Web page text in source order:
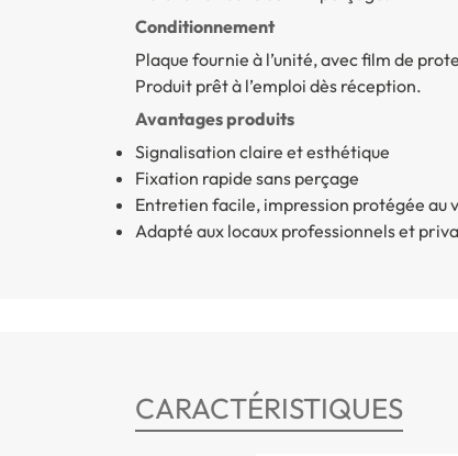
Conditionnement
Plaque fournie à l’unité, avec film de
Produit prêt à l’emploi dès réception.
Avantages produits
Signalisation claire et esthétique
Fixation rapide sans perçage
Entretien facile, impression protégée au
Adapté aux locaux professionnels et
CARACTÉRISTIQUES